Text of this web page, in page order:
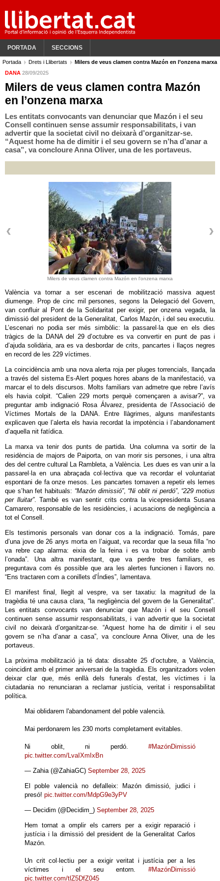
PORTADA SECCIONS
Portada Drets i Llibertats
Milers de veus clamen contra Mazón en l’onzena marxa
DANA 28/09/2025
Milers de veus clamen contra Mazón
en l’onzena marxa
Les entitats convocants van denunciar que Mazón i el seu
Consell continuen sense assumir responsabilitats, i van
advertir que la societat civil no deixarà d’organitzar-se.
“Aquest home ha de dimitir i el seu govern se n’ha d’anar a
casa”, va concloure Anna Oliver, una de les portaveus.
Milers de veus clamen contra Mazón en l'onzena marxa
València va tornar a ser escenari de mobilització massiva aquest
diumenge. Prop de cinc mil persones, segons la Delegació del Govern,
van confluir al Pont de la Solidaritat per exigir, per onzena vegada, la
dimissió del president de la Generalitat, Carlos Mazón, i del seu executiu.
L’escenari no podia ser més simbòlic: la passarel·la que en els dies
tràgics de la DANA del 29 d’octubre es va convertir en punt de pas i
d’ajuda solidària, ara es va desbordar de crits, pancartes i llaços negres
en record de les 229 víctimes.
La coincidència amb una nova alerta roja per pluges torrencials, llançada
a través del sistema Es-Alert poques hores abans de la manifestació, va
marcar el to dels discursos. Molts familiars van admetre que rebre l’avís
els havia colpit. “Calien 229 morts perquè començaren a avisar?”, va
preguntar amb indignació Rosa Álvarez, presidenta de l’Associació de
Víctimes Mortals de la DANA. Entre llàgrimes, alguns manifestants
explicaven que l’alerta els havia recordat la impotència i l’abandonament
d’aquella nit fatídica.
La marxa va tenir dos punts de partida. Una columna va sortir de la
residència de majors de Paiporta, on van morir sis persones, i una altra
des del centre cultural La Rambleta, a València. Les dues es van unir a la
passarel·la en una abraçada col·lectiva que va recordar el voluntariat
espontani de fa onze mesos. Les pancartes tornaven a repetir els lemes
que s’han fet habituals: “Mazón dimissió”, “Ni oblit ni perdó”, “229 motius
per lluitar”. També es van sentir crits contra la vicepresidenta Susana
Camarero, responsable de les residències, i acusacions de negligència a
tot el Consell.
Els testimonis personals van donar cos a la indignació. Tomás, pare
d’una jove de 26 anys morta en l’aiguat, va recordar que la seua filla “no
va rebre cap alarma: eixia de la feina i es va trobar de sobte amb
l’onada”. Una altra manifestant, que va perdre tres familiars, es
preguntava com és possible que ara les alertes funcionen i llavors no.
“Ens tractaren com a conillets d’Índies”, lamentava.
El manifest final, llegit al vespre, va ser taxatiu: la magnitud de la
tragèdia té una causa clara, “la negligència del govern de la Generalitat”.
Les entitats convocants van denunciar que Mazón i el seu Consell
continuen sense assumir responsabilitats, i van advertir que la societat
civil no deixarà d’organitzar-se. “Aquest home ha de dimitir i el seu
govern se n’ha d’anar a casa”, va concloure Anna Oliver, una de les
portaveus.
La pròxima mobilització ja té data: dissabte 25 d’octubre, a València,
coincidint amb el primer aniversari de la tragèdia. Els organitzadors volen
deixar clar que, més enllà dels funerals d’estat, les víctimes i la
ciutadania no renunciaran a reclamar justícia, veritat i responsabilitat
política.
Mai oblidarem l'abandonament del poble valencià.
Mai perdonarem les 230 morts completament evitables.
Ni oblit, ni perdó. #MazónDimissió
pic.twitter.com/LvaIXmIxBn
— Zahia (@ZahiaGC) September 28, 2025
El poble valencià no defalleix: Mazón dimissió, judici i
presó! pic.twitter.com/MdpG9e3yPV
— Decidim (@Decidim_) September 28, 2025
Hem tornat a omplir els carrers per a exigir reparació i
justícia i la dimissió del president de la Generalitat Carlos
Mazón.
Un crit col·lectiu per a exigir veritat i justícia per a les
víctimes i el seu entorn. #MazónDimissió
pic.twitter.com/tlZ5DfZ045